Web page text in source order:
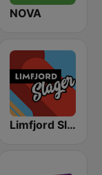
NOVA
Limfjord Slager